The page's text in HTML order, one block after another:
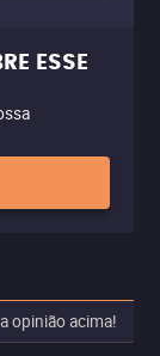
ESSE
opinião acima!